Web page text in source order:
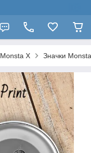
Monsta X Значки